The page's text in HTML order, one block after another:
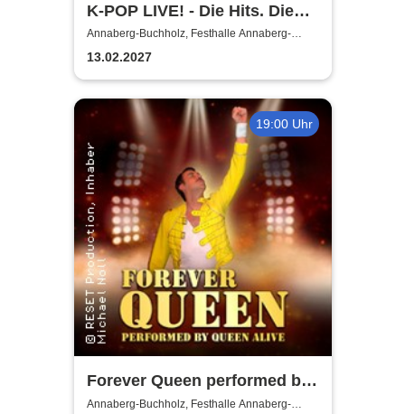
K-POP LIVE! - Die Hits. Die
Moves. Die Show.
Annaberg-Buchholz, Festhalle Annaberg-
Buchholz
13.02.2027
19:00 Uhr
Forever Queen performed by
Queen Alive
Annaberg-Buchholz, Festhalle Annaberg-